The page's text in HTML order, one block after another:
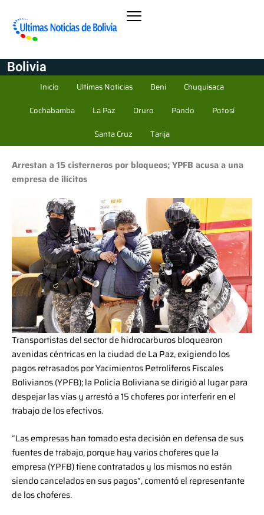
Bolivia
Inicio Ultimas Noticias Beni
Chuquisaca
Cochabamba
La Paz Oruro Pando
Potosí
Santa Cruz
Tarija
Arrestan a 15 cisterneros por bloqueos; YPFB acusa a una
empresa de ilícitos
Transportistas del sector de hidrocarburos bloquearon
avenidas céntricas en la ciudad de La Paz, exigiendo los
pagos retrasados por Yacimientos Petrolíferos Fiscales
Bolivianos (YPFB); la Policía Boliviana se dirigió al lugar para
despejar las vías y arrestó a 15 choferes por interferir en el
trabajo de los efectivos.
“Las empresas han tomado esta decisión en defensa de sus
fuentes de trabajo, porque hay varios choferes que la
empresa (YPFB) tiene contratados y los mismos no están
siendo cancelados en sus pagos”, comentó el representante
de los choferes.